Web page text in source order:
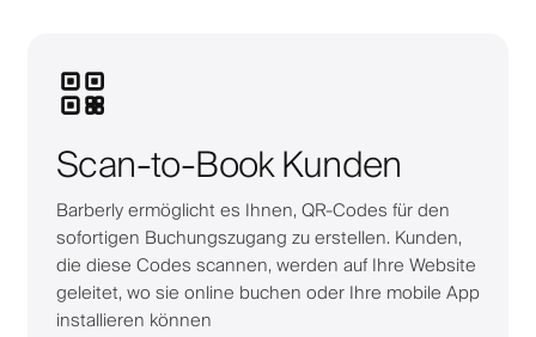
Scan-to-Book Kunden
Barberly ermöglicht es Ihnen, QR-Codes für den
sofortigen Buchungszugang zu erstellen. Kunden,
die diese Codes scannen, werden auf Ihre Website
geleitet, wo sie online buchen oder Ihre mobile App
installieren können